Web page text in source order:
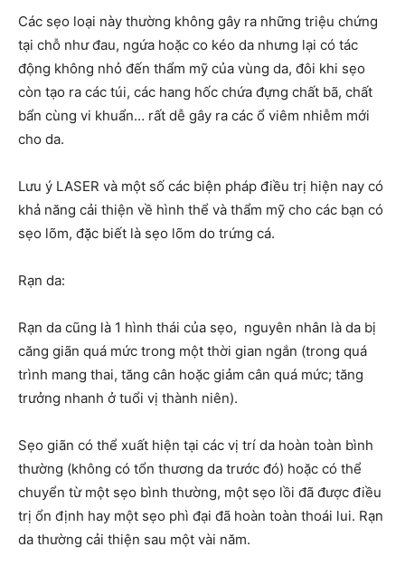
Các sẹo loại này thường không gây ra những triệu chứng
tại chỗ như đau, ngứa hoặc co kéo da nhưng lại có tác
động không nhỏ đến thẩm mỹ của vùng da, đôi khi sẹo
còn tạo ra các túi, các hang hốc chứa đựng chất bã, chất
bẩn cùng vi khuẩn… rất dễ gây ra các ổ viêm nhiễm mới
cho da.
Lưu ý LASER và một số các biện pháp điều trị hiện nay có
khả năng cải thiện về hình thể và thẩm mỹ cho các bạn có
sẹo lõm, đặc biết là sẹo lõm do trứng cá.
Rạn da:
Rạn da cũng là 1 hình thái của sẹo, nguyên nhân là da bị
căng giãn quá mức trong một thời gian ngắn (trong quá
trình mang thai, tăng cân hoặc giảm cân quá mức; tăng
trưởng nhanh ở tuổi vị thành niên).
Sẹo giãn có thể xuất hiện tại các vị trí da hoàn toàn bình
thường (không có tổn thương da trước đó) hoặc có thể
chuyển từ một sẹo bình thường, một sẹo lồi đã được điều
trị ổn định hay một sẹo phì đại đã hoàn toàn thoái lui. Rạn
da thường cải thiện sau một vài năm.